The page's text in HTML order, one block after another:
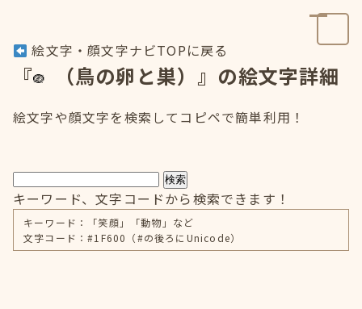
絵文字・顔文字ナビTOPに戻る
『 （鳥の卵と巣）』の絵文字詳細
絵文字や顔文字を検索してコピペで簡単利用！
検索
キーワード、文字コードから検索できます！
キーワード：「笑顔」「動物」など
文字コード：#1F600（#の後ろにUnicode）